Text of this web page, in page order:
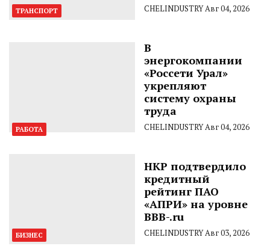
ТРАНСПОРТ CHELINDUSTRYАвг 04, 2026
РАБОТА
В
энергокомпании
«Россети Урал»
укрепляют
систему охраны
труда
CHELINDUSTRYАвг 04, 2026
БИЗНЕС
НКР подтвердило
кредитный
рейтинг ПАО
«АПРИ» на уровне
BBB-.ru
CHELINDUSTRYАвг 03, 2026